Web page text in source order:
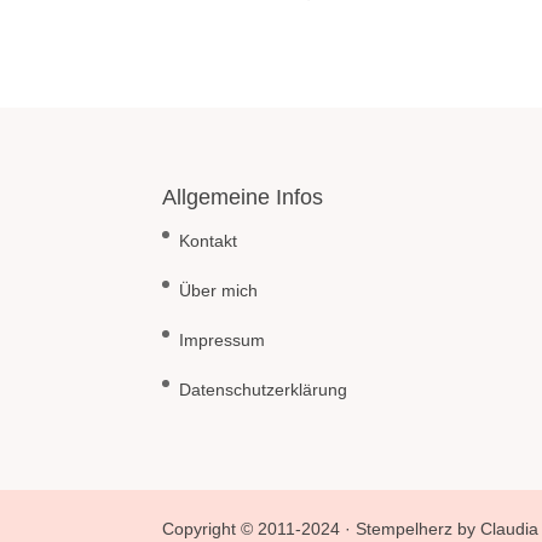
Allgemeine Infos
Kontakt
Über mich
Impressum
Datenschutzerklärung
Copyright © 2011-2024 · Stempelherz by